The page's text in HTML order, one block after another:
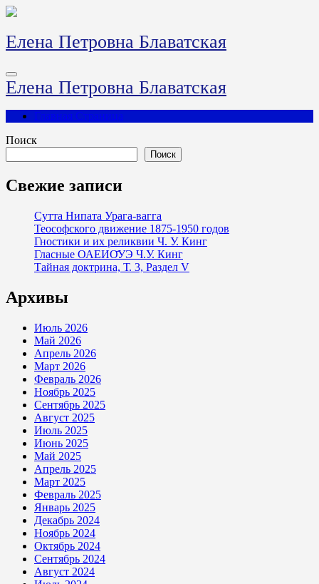
Перейти
содержимому
Елена Петровна Блаватская
Елена Петровна Блаватская
Главная Страница
Поиск
Поиск
Свежие записи
Сутта Нипата Урага-вагга
Теософского движение 1875-1950 годов
Гностики и их реликвии Ч. У. Кинг
Гласные ОАЕИО̄УЭ Ч.У. Кинг
Тайная доктрина, Т. 3, Раздел V
Архивы
Июль 2026
Май 2026
Апрель 2026
Март 2026
Февраль 2026
Ноябрь 2025
Сентябрь 2025
Август 2025
Июль 2025
Июнь 2025
Май 2025
Апрель 2025
Март 2025
Февраль 2025
Январь 2025
Декабрь 2024
Ноябрь 2024
Октябрь 2024
Сентябрь 2024
Август 2024